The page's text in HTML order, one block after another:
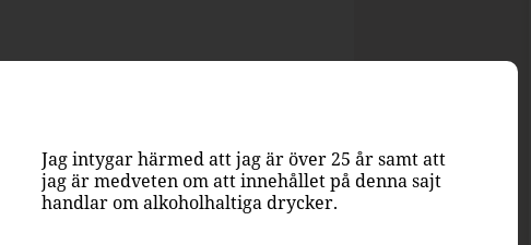
Jag intygar härmed att jag är över 25 år samt att
jag är medveten om att innehållet på denna sajt
handlar om alkoholhaltiga drycker.